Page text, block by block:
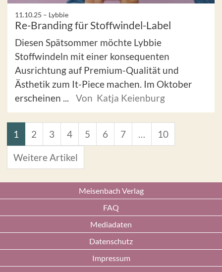
11.10.25 – Lybbie
Re-Branding für Stoffwindel-Label
Diesen Spätsommer möchte Lybbie
Stoffwindeln mit einer konsequenten
Ausrichtung auf Premium-Qualität und
Ästhetik zum It-Piece machen. Im Oktober
erscheinen ...
Von Katja Keienburg
1 2 3 4 5 6 7 … 10
Weitere Artikel
Meisenbach Verlag
FAQ
Mediadaten
Datenschutz
Impressum